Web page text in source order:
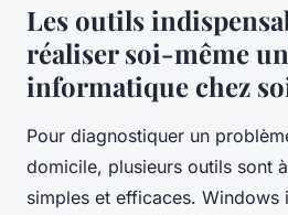
Les outils
réaliser soi-même
informatique chez
Pour diagnostiquer un
domicile, plusieurs outils sont
simples et efficaces. Windows